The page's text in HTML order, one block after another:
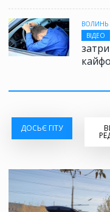
ВОЛИНЬ
ВІДЕО
ДОСЬЄ ГІТУ